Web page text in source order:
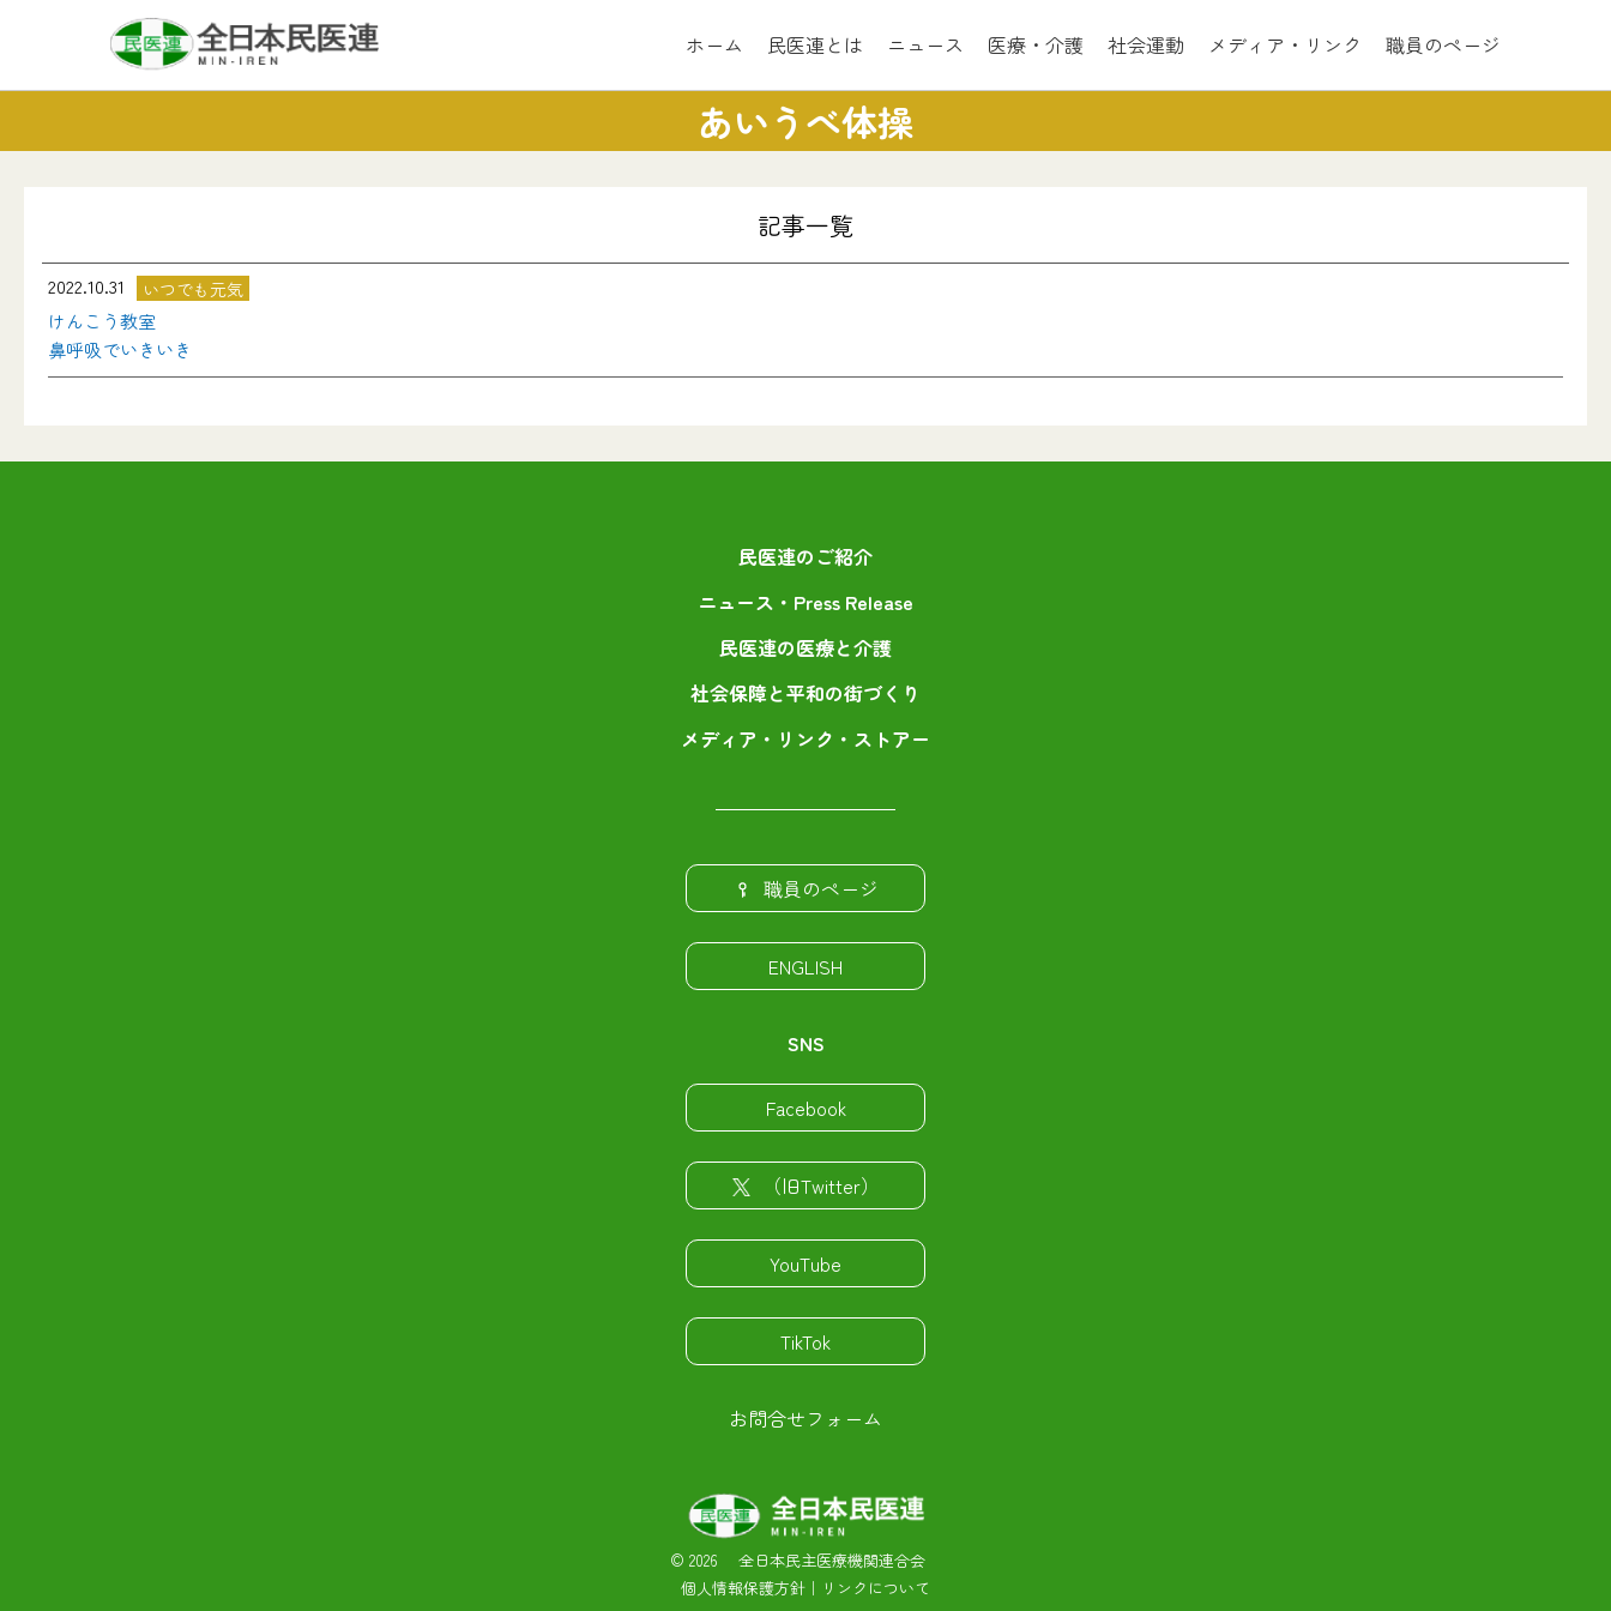
ホーム 民医連とは ニュース 医療・介護 社会運動 メディア・リンク 職員のページ
あいうべ体操
記事一覧
2022.10.31 いつでも元気
けんこう教室
鼻呼吸でいきいき
民医連のご紹介
ニュース・Press Release
民医連の医療と介護
社会保障と平和の街づくり
メディア・リンク・ストアー
職員のページ
ENGLISH
SNS
Facebook
（旧Twitter）
YouTube
TikTok
お問合せフォーム
© 2026 全日本民主医療機関連合会
個人情報保護方針 ｜ リンクについて